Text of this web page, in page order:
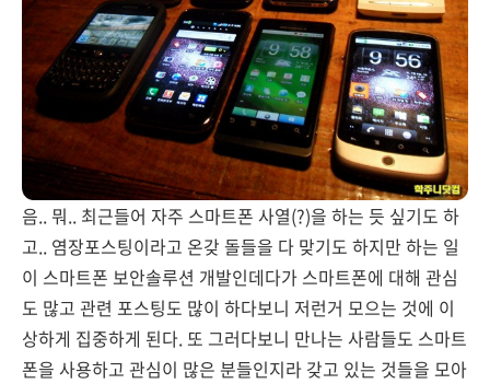
음.. 뭐.. 최근들어 자주 스마트폰 사열(?)을 하는 듯 싶기도 하
고.. 염장포스팅이라고 온갖 돌들을 다 맞기도 하지만 하는 일
이 스마트폰 보안솔루션 개발인데다가 스마트폰에 대해 관심
도 많고 관련 포스팅도 많이 하다보니 저런거 모으는 것에 이
상하게 집중하게 된다. 또 그러다보니 만나는 사람들도 스마트
폰을 사용하고 관심이 많은 분들인지라 갖고 있는 것들을 모아